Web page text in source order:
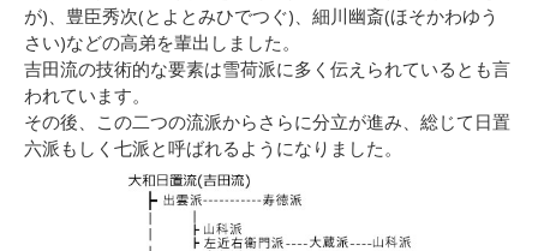
が)、豊臣秀次(とよとみひでつぐ)、細川幽斎(ほそかわゆう
さい)などの高弟を輩出しました。
吉田流の技術的な要素は雪荷派に多く伝えられているとも言
われています。
その後、この二つの流派からさらに分立が進み、総じて日置
六派もしく七派と呼ばれるようになりました。